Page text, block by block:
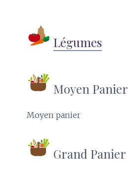
Légumes
Moyen Panier
Moyen panier
Grand Panier